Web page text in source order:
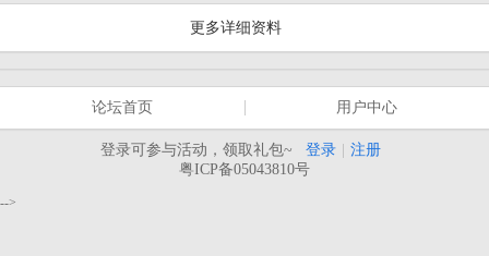
更多详细资料
论坛首页 用户中心
登录可参与活动，领取礼包~ 登录
注册
粤ICP备05043810号
-->